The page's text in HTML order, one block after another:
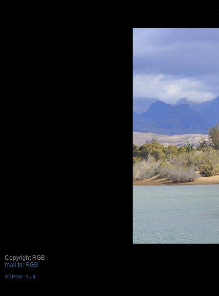
Copyright RGB
mail to: RGB
YoPoW 3.4